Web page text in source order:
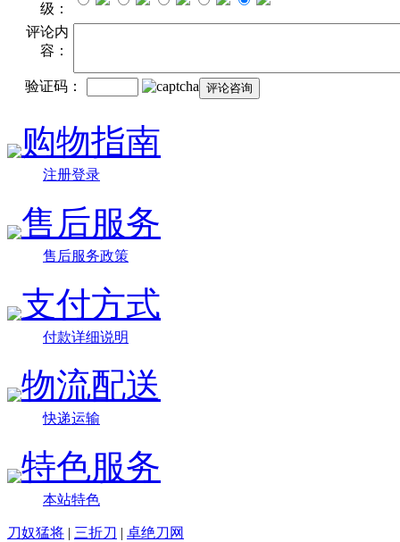
级：
评论内
容：
验证码：
购物指南
注册登录
售后服务
售后服务政策
支付方式
付款详细说明
物流配送
快递运输
特色服务
本站特色
刀奴猛将 | 三折刀 | 卓绝刀网